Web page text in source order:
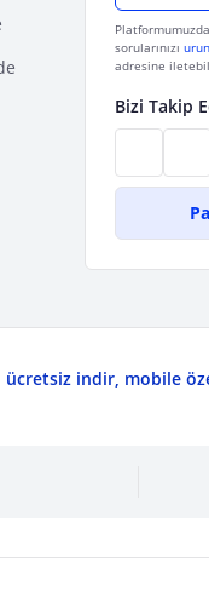
sorularınızı
adresine
Bizi Takip
ücretsiz indir, mobile